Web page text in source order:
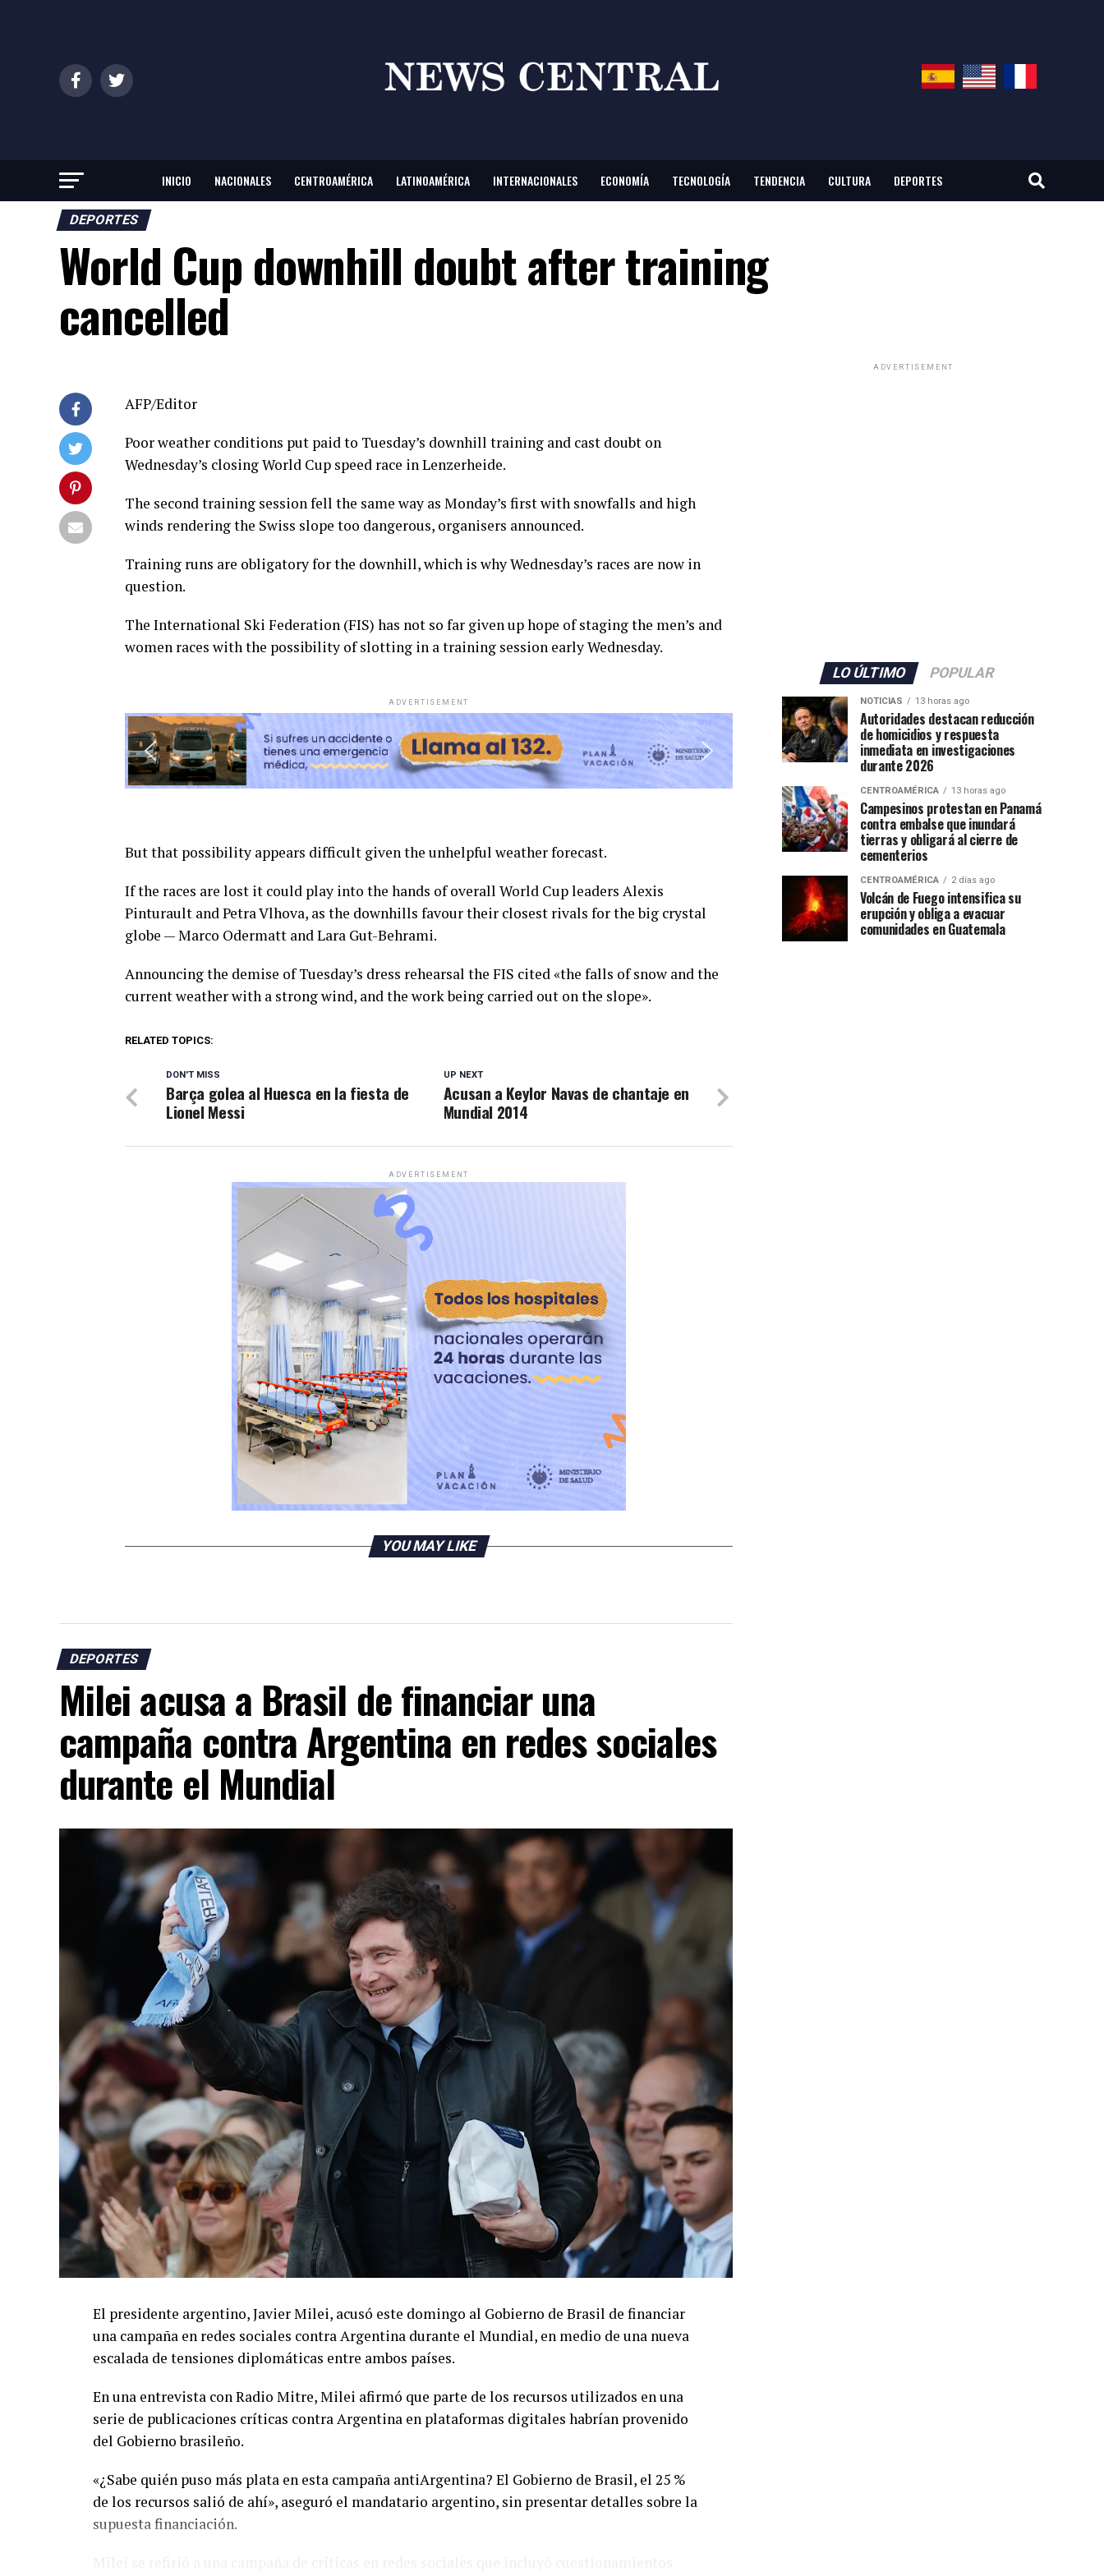
INICIO NACIONALES CENTROAMÉRICA LATINOAMÉRICA INTERNACIONALES ECONOMÍA TECNOLOGÍA TENDENCIA CULTURA DEPORTES
DEPORTES
World Cup downhill doubt after training
cancelled
AFP/Editor
Poor weather conditions put paid to Tuesday’s downhill training and cast doubt on
Wednesday’s closing World Cup speed race in Lenzerheide.
The second training session fell the same way as Monday’s first with snowfalls and high
winds rendering the Swiss slope too dangerous, organisers announced.
Training runs are obligatory for the downhill, which is why Wednesday’s races are now in
question.
The International Ski Federation (FIS) has not so far given up hope of staging the men’s and
women races with the possibility of slotting in a training session early Wednesday.
ADVERTISEMENT
But that possibility appears difficult given the unhelpful weather forecast.
If the races are lost it could play into the hands of overall World Cup leaders Alexis
Pinturault and Petra Vlhova, as the downhills favour their closest rivals for the big crystal
globe — Marco Odermatt and Lara Gut-Behrami.
Announcing the demise of Tuesday’s dress rehearsal the FIS cited «the falls of snow and the
current weather with a strong wind, and the work being carried out on the slope».
RELATED TOPICS:
UP NEXT
Acusan a Keylor Navas de chantaje en
Mundial 2014
DON'T MISS
Barça golea al Huesca en la fiesta de
Lionel Messi
ADVERTISEMENT
YOU MAY LIKE
DEPORTES
Milei acusa a Brasil de financiar una
campaña contra Argentina en redes sociales
durante el Mundial
El presidente argentino, Javier Milei, acusó este domingo al Gobierno de Brasil de financiar
una campaña en redes sociales contra Argentina durante el Mundial, en medio de una nueva
escalada de tensiones diplomáticas entre ambos países.
En una entrevista con Radio Mitre, Milei afirmó que parte de los recursos utilizados en una
serie de publicaciones críticas contra Argentina en plataformas digitales habrían provenido
del Gobierno brasileño.
«¿Sabe quién puso más plata en esta campaña antiArgentina? El Gobierno de Brasil, el 25 %
de los recursos salió de ahí», aseguró el mandatario argentino, sin presentar detalles sobre la
supuesta financiación.
ADVERTISEMENT
LO ÚLTIMO POPULAR
NOTICIAS 13 horas ago
Autoridades destacan reducción
de homicidios y respuesta
inmediata en investigaciones
durante 2026
CENTROAMÉRICA 13 horas ago
Campesinos protestan en Panamá
contra embalse que inundará
tierras y obligará al cierre de
cementerios
CENTROAMÉRICA 2 días ago
Volcán de Fuego intensifica su
erupción y obliga a evacuar
comunidades en Guatemala